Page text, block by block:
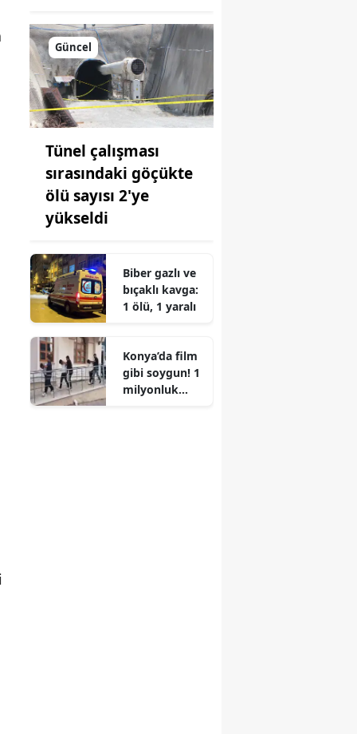
Güncel
Tünel çalışması
sırasındaki göçükte
ölü sayısı 2'ye
yükseldi
Biber gazlı ve
bıçaklı kavga:
1 ölü, 1 yaralı
Konya’da film
gibi soygun! 1
milyonluk